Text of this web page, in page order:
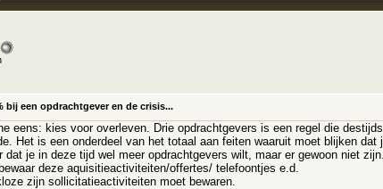
bij een opdrachtgever en de crisis...
eens: kies voor overleven. Drie opdrachtgevers is een regel die
Het is een onderdeel van het totaal aan feiten waaruit moet blijken dat
dat je in deze tijd wel meer opdrachtgevers wilt, maar er gewoon niet zijn.
deze aquisitieactiviteiten/offertes/ telefoontjes e.d.
zijn sollicitatieactiviteiten moet bewaren.